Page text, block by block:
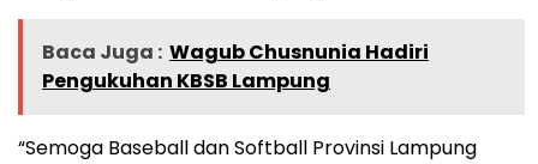
Baca Juga : Wagub Chusnunia Hadiri
Pengukuhan KBSB Lampung
“Semoga Baseball dan Softball Provinsi Lampung